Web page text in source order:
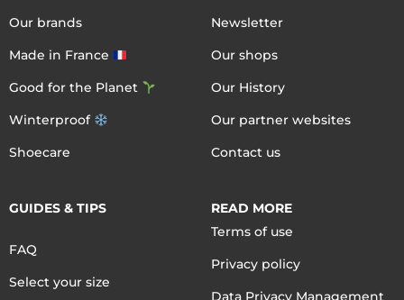
Our brands
Made in France
Good for the Planet
Winterproof
Shoecare
Newsletter
Our shops
Our History
Our partner websites
Contact us
GUIDES & TIPS
FAQ
Select your size
READ MORE
Terms of use
Privacy policy
Data Privacy Management